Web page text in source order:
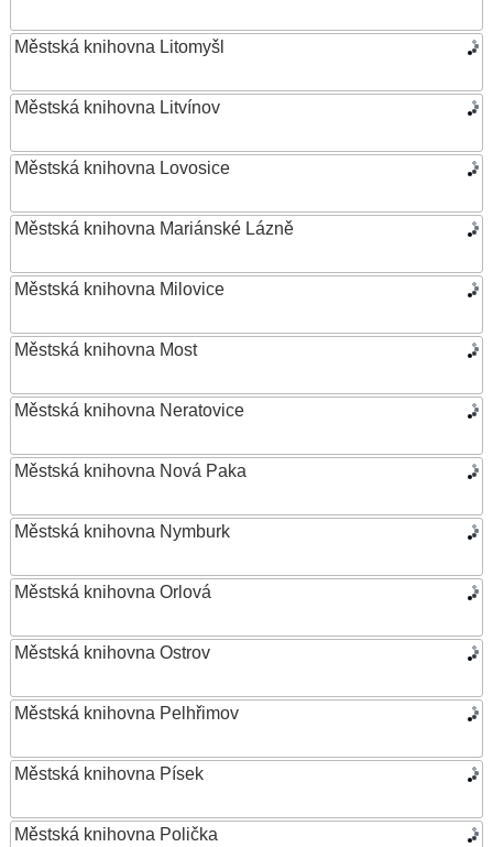
Městská knihovna Litomyšl
Městská knihovna Litvínov
Městská knihovna Lovosice
Městská knihovna Mariánské Lázně
Městská knihovna Milovice
Městská knihovna Most
Městská knihovna Neratovice
Městská knihovna Nová Paka
Městská knihovna Nymburk
Městská knihovna Orlová
Městská knihovna Ostrov
Městská knihovna Pelhřimov
Městská knihovna Písek
Městská knihovna Polička